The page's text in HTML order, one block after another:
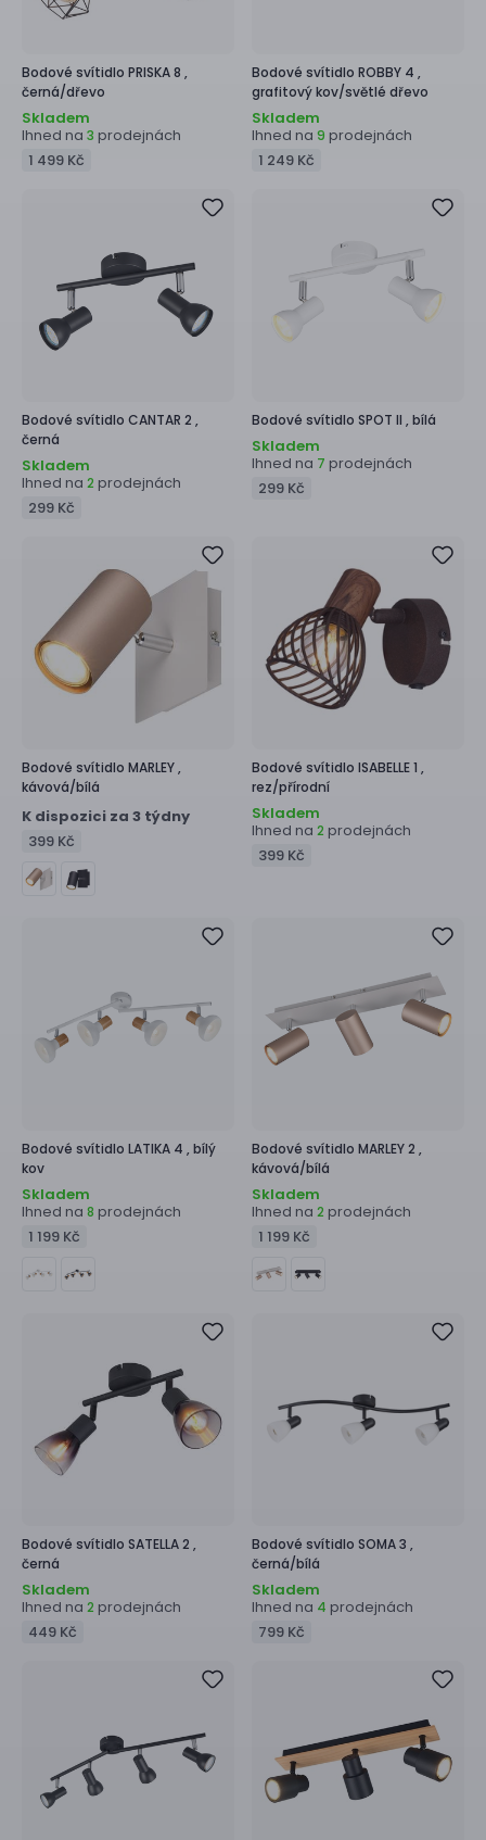
Bodové svítidlo PRISKA 8 ,
černá/dřevo
Skladem
Ihned na 3 prodejnách
1 499 Kč
Bodové svítidlo ROBBY 4 ,
grafitový kov/světlé dřevo
Skladem
Ihned na 9 prodejnách
1 249 Kč
Bodové svítidlo CANTAR 2 ,
černá
Skladem
Ihned na 2 prodejnách
299 Kč
Bodové svítidlo SPOT II ,bílá
Skladem
Ihned na 7 prodejnách
299 Kč
Bodové svítidlo MARLEY ,
kávová/bílá
K dispozici za 3 týdny
399 Kč
Bodové svítidlo ISABELLE 1 ,
rez/přírodní
Skladem
Ihned na 2 prodejnách
399 Kč
Bodové svítidlo LATIKA 4 ,bílý
kov
Skladem
Ihned na 8 prodejnách
1 199 Kč
Bodové svítidlo MARLEY 2 ,
kávová/bílá
Skladem
Ihned na 2 prodejnách
1 199 Kč
Bodové svítidlo SATELLA 2 ,
černá
Skladem
Ihned na 2 prodejnách
449 Kč
Bodové svítidlo SOMA 3 ,
černá/bílá
Skladem
Ihned na 4 prodejnách
799 Kč